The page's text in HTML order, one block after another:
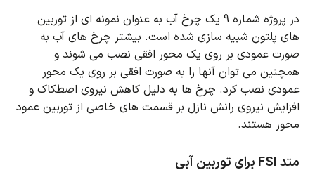
در پروژه شماره 9 یک چرخ آب به عنوان نمونه ای از توربین
های پلتون شبیه سازی شده است. بیشتر چرخ های آب به
صورت عمودی بر روی یک محور افقی نصب می شوند و
همچنین می توان آنها را به صورت افقی بر روی یک محور
عمودی نصب کرد. چرخ ها به دلیل کاهش نیروی اصطکاک و
افزایش نیروی رانش نازل بر قسمت های خاصی از توربین عمود
محور هستند.
متد FSI برای توربین آبی